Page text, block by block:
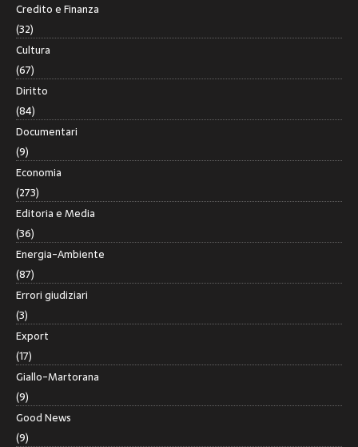
Credito e Finanza
(32)
Cultura
(67)
Diritto
(84)
Documentari
(9)
Economia
(273)
Editoria e Media
(36)
Energia-Ambiente
(87)
Errori giudiziari
(3)
Export
(17)
Giallo-Martorana
(9)
Good News
(9)